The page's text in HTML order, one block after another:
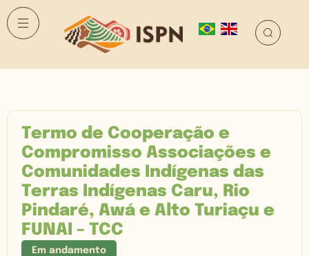
Termo de Cooperação e
Compromisso Associações e
Comunidades Indígenas das
Terras Indígenas Caru, Rio
Pindaré, Awá e Alto Turiaçu e
FUNAI – TCC
Em andamento